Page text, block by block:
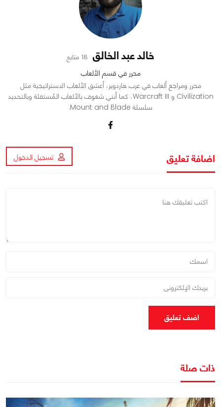
خالد عبد الخالق 18 متابع
محرر في قسم الألعاب
محرر ومراجع ألعاب في عرب هاردوير، أعشق الألعاب الاستراتيجية مثل
Civilization و Warcraft III، كما أنني شغوف بالألعاب المُستقلة وبالتحديد
سلسلة Mount and Blade.
اضافة تعليق تسجيل الدخول
اضف تعليق
ذات صلة